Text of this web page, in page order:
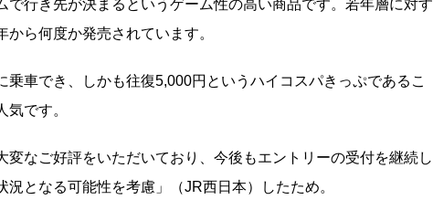
で行き先が決まるというゲーム性の高い商品です。若年層に対す
ら何度か発売されています。
車でき、しかも往復5,000円というハイコスパきっぷであるこ
です。
なご好評をいただいており、今後もエントリーの受付を継続し
となる可能性を考慮」（JR西日本）したため。